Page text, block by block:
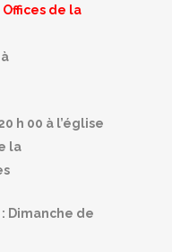
de la
h 00 à l’église
la
Dimanche de